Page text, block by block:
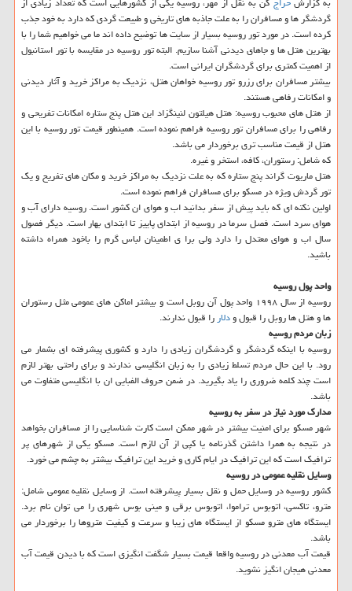
گردشگر ها و مسافران را به علت جاذبه های تاریخی و طبیعت گردی كه دارد به خود جذب
كرده است. در مورد تور روسیه بسیار از سایت ها توضیح داده اند ما می خواهیم شما را با
بهترین هتل ها و جاهای دیدنی آشنا سازیم. البته تور روسیه در مقایسه با تور استانبول
از اهمیت كمتری برای گردشگران ایرانی است.
بیشتر مسافران برای رزرو تور روسیه خواهان هتل، نزدیك به مراكز خرید و آثار دیدنی
و امكانات رفاهی هستند.
از هتل های محبوب روسیه: هتل هیلتون لنینگزاد این هتل پنج ستاره امكانات تفریحی و
رفاهی را برای مسافران تور روسیه فراهم نموده است. همینطور قیمت تور روسیه با این
هتل از قیمت مناسب تری برخوردار می باشد.
كه شامل: رستوران، كافه، استخر و غیره.
هتل ماریوت گراند پنج ستاره كه به علت نزدیك به مراكز خرید و مكان های تفریح و یك
تور گردش ویژه در مسكو برای مسافران فراهم نموده است.
اولین نكته ای كه باید پیش از سفر بدانید اب و هوای ان كشور است. روسیه دارای آب و
هوای سرد است. فصل سرما در روسیه از ابتدای پاییز تا ابتدای بهار است. دیگر فصول
سال اب و هوای معتدل را دارد ولی برا ی اطمینان لباس گرم را باخود همراه داشته
باشید.
واحد پول روسیه
روسیه از سال ۱۹۹۸ واحد پول آن روبل است و بیشتر اماكن های عمومی مثل رستوران
ها و هتل ها روبل را قبول ودلاررا قبول ندارند.
زبان مردم روسیه
روسیه با اینكه گردشگر و گردشگران زیادی را دارد و كشوری پیشرفته ای بشمار می
رود. با این حال مردم تسلط زیادی را به زبان انگلیسی ندارند و برای راحتی بهتر لازم
است چند كلمه ضروری را یاد بگیرید. در ضمن حروف الفبایی ان با انگلیسی متفاوت می
باشد.
مدارك مورد نیاز در سفر به روسیه
شهر مسكو برای امنیت بیشتر در شهر ممكن است كارت شناسایی را از مسافران بخواهد
در نتیجه به همرا داشتن گذرنامه یا كپی از آن لازم است. مسكو یكی از شهرهای پر
ترافیك است كه این ترافیك در ایام كاری و خرید این ترافیك بیشتر به چشم می خورد.
وسایل نقلیه عمومی در روسیه
كشور روسیه در وسایل حمل و نقل بسیار پیشرفته است. از وسایل نقلیه عمومی شامل:
مترو، تاكسی، اتوبوس تراموا، اتوبوس برقی و مینی بوس شهری را می توان نام برد.
ایستگاه های مترو مسكو از ایستگاه های زیبا و سرعت و كیفیت متروها را برخوردار می
باشد.
قیمت آب معدنی در روسیه واقعا قیمت بسیار شگفت انگیزی است كه با دیدن قیمت آب
معدنی هیجان انگیز نشوید.